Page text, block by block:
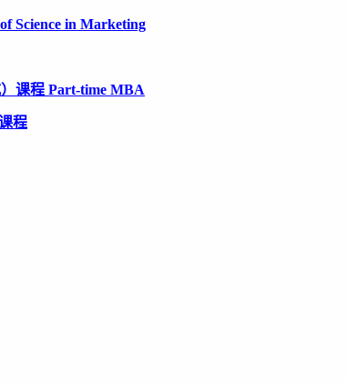
Science in Marketing
课程 Part-time MBA
程